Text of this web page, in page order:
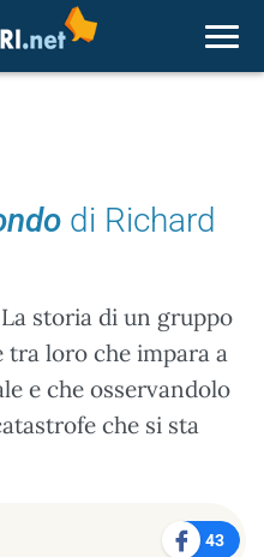
di Richard
storia di un gruppo
loro che impara a
e che osservandolo
che si sta
43